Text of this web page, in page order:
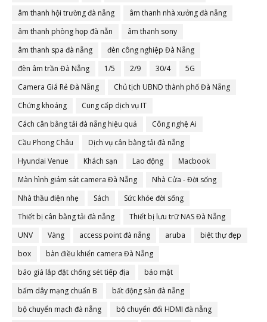
âm thanh hội trường đà nẵng
âm thanh nhà xưởng đà nẵng
âm thanh phòng họp đà nẵn
âm thanh sony
âm thanh spa đà nẵng
đèn công nghiệp Đà Nẵng
đèn âm trần Đà Nẵng
1/5 2/9 30/4
5G
Camera Giá Rẻ Đà Nẵng
Chủ tịch UBND thành phố Đà Nẵng
Chứng khoáng
Cung cấp dịch vụ IT
Cách cân bằng tải đà nẵng hiệu quả
Công nghệ Ai
Cầu Phong Châu
Dịch vụ cân bằng tải đà nẵng
Hyundai Venue
Khách sạn Lao động
Macbook
Màn hình giám sát camera Đà Nẵng
Nhà Cửa - Đời sống
Nhà thầu điện nhẹ
Sách
Sức khỏe đời sống
Thiết bị cân bằng tải đà nẵng
Thiết bị lưu trữ NAS Đà Nẵng
UNV
Vàng access point đà nẵng aruba
biệt thự đẹp
box
bàn điều khiển camera Đà Nẵng
báo giá lắp đặt chống sét tiếp địa
bảo mật
bấm dây mạng chuẩn B
bất động sản đà nẵng
bộ chuyển mạch đà nẵng
bộ chuyển đổi HDMI đà nẵng